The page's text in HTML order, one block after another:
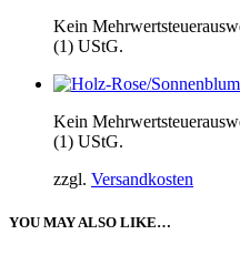
Kein
(1) UStG.
Kein
(1) UStG.
zzgl. Versandkosten
YOU MAY ALSO LIKE…